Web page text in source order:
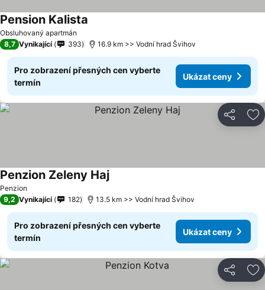
Obsluhovaný apartmán
Pension Kalista
8,7 Vynikající 393 16.9 km >> Vodní hrad Švihov
Pro zobrazení přesných cen vyberte
termín
Ukázat ceny
Sdílet
Penzion
Penzion Zeleny Haj
9,2 Vynikající 182 13.5 km >> Vodní hrad Švihov
Pro zobrazení přesných cen vyberte
termín
Ukázat ceny
Sdílet